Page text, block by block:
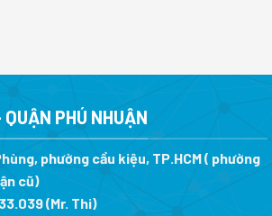
PHÚ NHUẬN
phường cầu kiệu, TP.HCM ( phường
cũ)
(Mr. Thi)